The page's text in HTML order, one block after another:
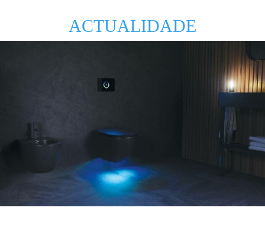
ACTUALIDADE